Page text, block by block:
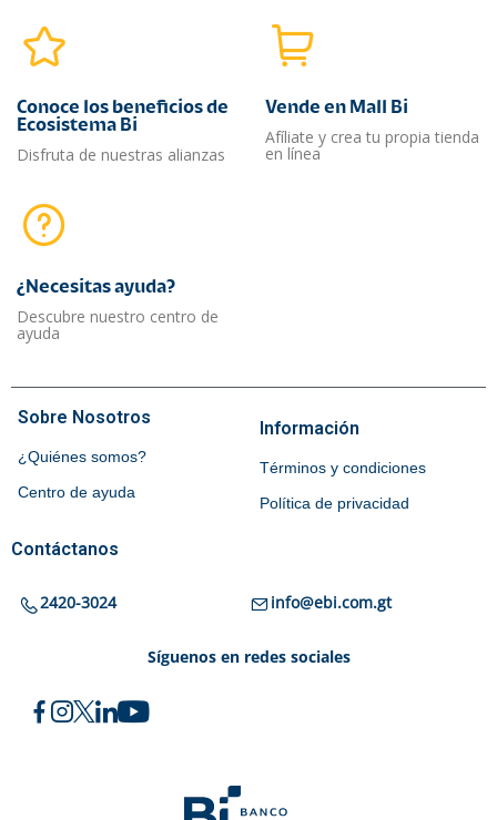
Conoce los beneficios de
Ecosistema Bi
Disfruta de nuestras alianzas
Vende en Mall Bi
Afíliate y crea tu propia tienda
en línea
¿Necesitas ayuda?​
Descubre nuestro centro de
ayuda
Sobre Nosotros
¿Quiénes somos?
Centro de ayuda
Información
Términos y condiciones
Política de privacidad
Contáctanos
2420-3024 info@ebi.com.gt
Síguenos en redes sociales